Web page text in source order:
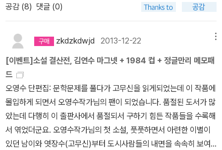
몰래 몃보려고 한다. 그런데 어느 날, 남이의 아버지가 찾아와서 딸의
혼인 계획을 이야기하고, 남이는 원치 않는 결혼을 위해서 떠나게 된
다. 남이는 엿장수에게 엿을 사고, 엿장수는 남이가 꽃놀이를 가는 줄
로 안다. 옥색 신을 신은 남이는 가고, 엿장수는 멍하니 바라본다. 이
글을 읽고 나면 남이가 어찌해서 고무신을 되찾은 건지 의문이 생긴
다. (상상은 자유!)자신의 속 마음음 제대로 표현을 하지 못해서 더 슬
픈 첫사랑인 것 같다.이 작품집에는 이 <고무신> 이외에도 <머루>,
< 화산댁이>, <갯마을>, <박학도>, <후일담>, <은냇골 이야기>, <
산딸기>, <새>의 작품이 실려있다. 초등학생이 읽을 만한 오영수의
작품으로는 <요람기>를 추천하고, 이제 중학생이상은 <고무신>정
도는 읽어줘야 할 것 같다.2014.1.19.(일) 이은우(초등6)
공감 (8) 댓글 (0)
zkdzkdwjd 2013-12-22
[이벤트]소설 결산전, 김연수 마그넷 + 1984 컵 + 정글만리 메모패
드
오영수 단편집: 문학문제를 풀다가 고무신을 읽게되었는데 이 작품에
몰입하게 되면서 오영수작가님의 팬이 되었습니다. 품절된 도서가 많
았는데 다행히 이 출판사에서 품절되서 구하기 힘든 작품들을 수록해
서 엮었더군요. 오영수작가님의 첫 소설, 풋풋하면서 아련한 이별이
있던 남이와 엿장수(고무신)부터 도시사람들의 내면을 속속히 보여